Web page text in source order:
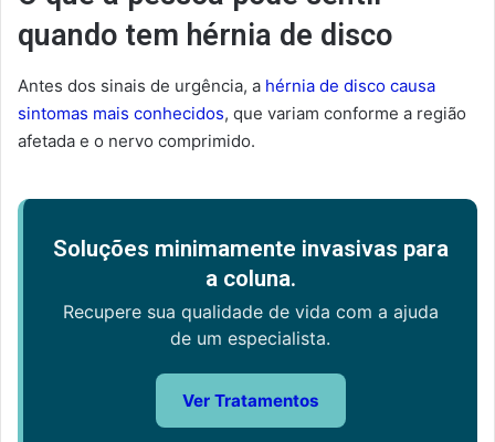
quando tem hérnia de disco
Antes dos sinais de urgência, a hérnia de disco causa
sintomas mais conhecidos, que variam conforme a região
afetada e o nervo comprimido.
Soluções minimamente invasivas para
a coluna.
Recupere sua qualidade de vida com a ajuda
de um especialista.
Ver Tratamentos